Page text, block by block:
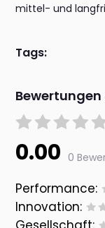
mittel- und
Tags:
0.00 0
Performance:
Innovation: